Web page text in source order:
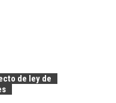
de ley de